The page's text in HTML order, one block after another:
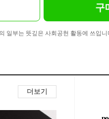
구
일부는 뜻깊은 사회공헌 활동에 쓰입니
더보기